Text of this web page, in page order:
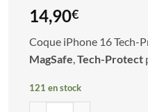
14,90€
Coque iPhone 16 Tech-
MagSafe Tech-Protect
121 en stock